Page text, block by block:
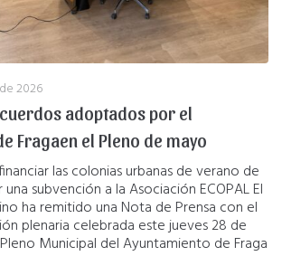
2026
adoptados por el
Fragaen el Pleno de mayo
las colonias urbanas de verano de
subvención a la Asociación ECOPAL El
ha remitido una Nota de Prensa con el
plenaria celebrada este jueves 28 de
Municipal del Ayuntamiento de Fraga